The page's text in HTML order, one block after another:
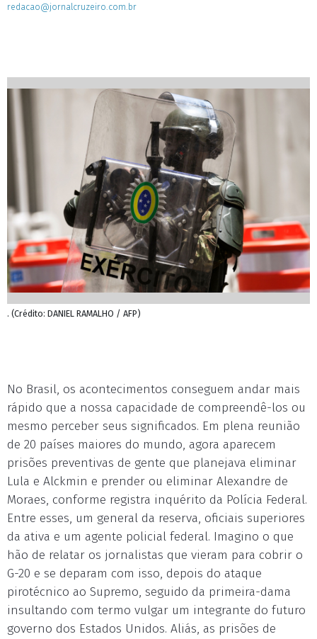
redacao@jornalcruzeiro.com.br
. (Crédito: DANIEL RAMALHO / AFP)
No Brasil, os acontecimentos conseguem andar mais
rápido que a nossa capacidade de compreendê-los ou
mesmo perceber seus significados. Em plena reunião
de 20 países maiores do mundo, agora aparecem
prisões preventivas de gente que planejava eliminar
Lula e Alckmin e prender ou eliminar Alexandre de
Moraes, conforme registra inquérito da Polícia Federal.
Entre esses, um general da reserva, oficiais superiores
da ativa e um agente policial federal. Imagino o que
hão de relatar os jornalistas que vieram para cobrir o
G-20 e se deparam com isso, depois do ataque
pirotécnico ao Supremo, seguido da primeira-dama
insultando com termo vulgar um integrante do futuro
governo dos Estados Unidos. Aliás, as prisões de